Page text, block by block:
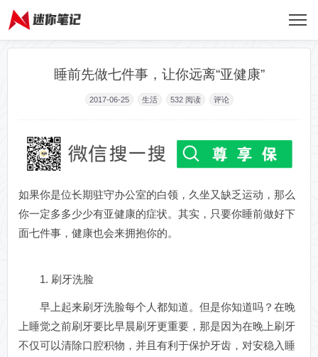
睡前先做七件事，让你远离“亚健康”
2017-06-25 生活 532 阅读 评论
如果你是位长期驻守办公室的白领，久坐又缺乏运动，那么
你一定多多少少有亚健康的症状。其实，只要你睡前做好下
面七件事，健康也会来拥抱你的。
1. 刷牙洗脸
早上起来刷牙洗脸每个人都知道。但是你知道吗？在晚
上睡觉之前刷牙要比早晨刷牙更重要，那是因为在晚上刷牙
不仅可以清除口腔积物，并且有利于保护牙齿，对安稳入睡